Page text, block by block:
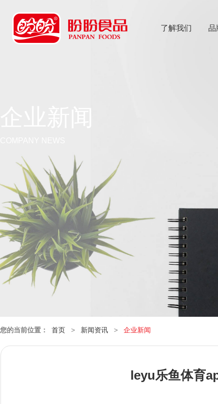
了解我们 品
您的当前位置： 首页 > 新闻资讯 > 企业新闻
leyu乐鱼体育